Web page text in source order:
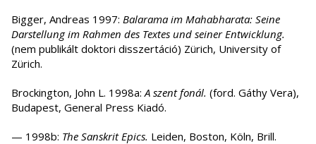
Bigger, Andreas 1997: Balarama im Mahabharata: Seine
Darstellung im Rahmen des Textes und seiner Entwicklung.
(nem publikált doktori disszertáció) Zürich, University of
Zürich.
Brockington, John L. 1998a:A szent fonál. (ford. Gáthy Vera),
Budapest, General Press Kiadó.
— 1998b: The Sanskrit Epics. Leiden, Boston, Köln, Brill.